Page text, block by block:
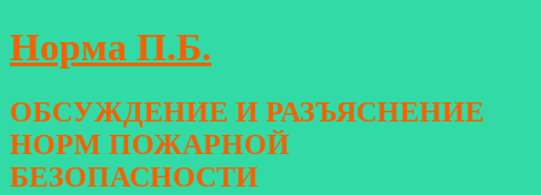
Перейти
к
Норма П.Б.
ОБСУЖДЕНИЕ И РАЗЪЯСНЕНИЕ
НОРМ ПОЖАРНОЙ
БЕЗОПАСНОСТИ